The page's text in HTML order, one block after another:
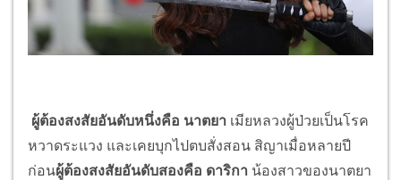
ผู้ต้องสงสัยอันดับหนึ่งคือ นาตยา เมียหลวงผู้ป่วยเป็นโรค
หวาดระแวง และเคยบุกไปตบสั่งสอน สิญาเมื่อหลายปี
ก่อนผู้ต้องสงสัยอันดับสองคือ ดาริกา น้องสาวของนาตยา